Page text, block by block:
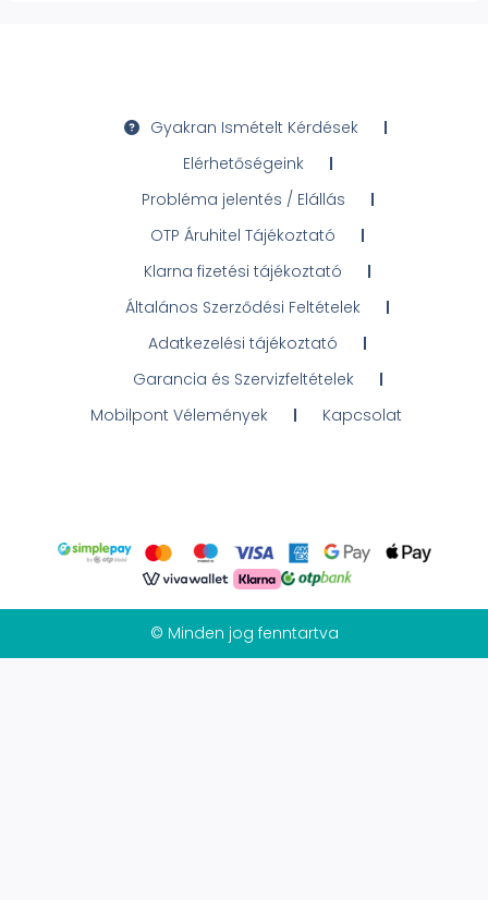
Gyakran Ismételt Kérdések
Elérhetőségeink
Probléma jelentés / Elállás
OTP Áruhitel Tájékoztató
Klarna fizetési tájékoztató
Általános Szerződési Feltételek
Adatkezelési tájékoztató
Garancia és Szervizfeltételek
Mobilpont Vélemények
Kapcsolat
© Minden jog fenntartva